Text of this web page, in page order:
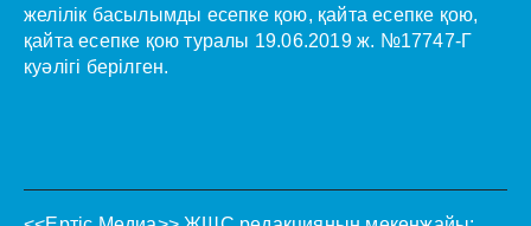
желілік басылымды есепке қою, қайта есепке қою,
қайта есепке қою туралы 19.06.2019 ж. №17747-Г
куәлігі берілген.